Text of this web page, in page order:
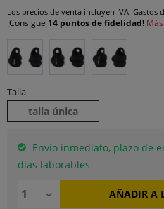
Los precios de venta incluyen IVA. Gastos
¡Consigue 14 puntos de fidelidad!
Talla
talla única
Envío inmediato, plazo de
días laborables
AÑADIR A